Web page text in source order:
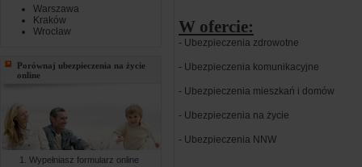
Warszawa
Kraków
Wrocław
Porównaj ubezpieczenia na życie
online
Wypełniasz formularz online
W ofercie:
- Ubezpieczenia zdrowotne
- Ubezpieczenia komunikacyjne
- Ubezpieczenia mieszkań i domów
- Ubezpieczenia na życie
- Ubezpieczenia NNW